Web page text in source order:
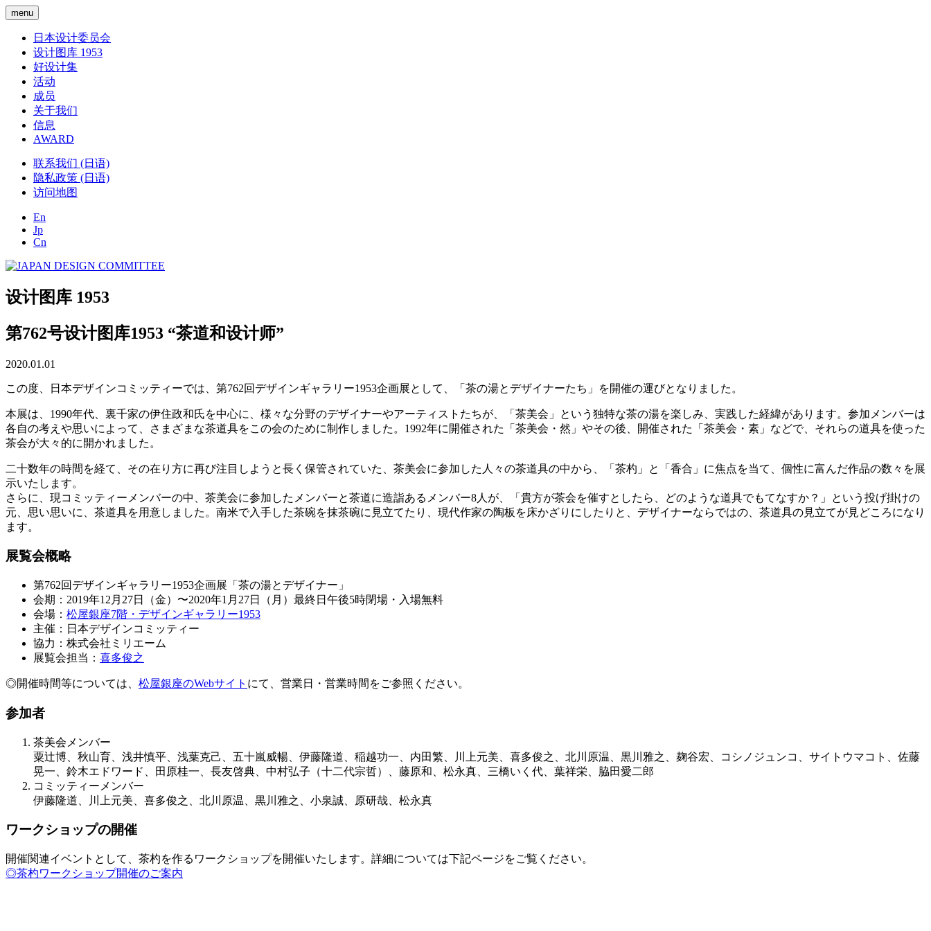
menu
日本设计委员会
设计图库 1953
好设计集
活动
成员
关于我们
信息
AWARD
联系我们 (日语)
隐私政策 (日语)
访问地图
En
Jp
Cn
设计图库 1953
第762号设计图库1953 “茶道和设计师”
2020.01.01
この度、日本デザインコミッティーでは、第762回デザインギャラリー1953企画展として、「茶の湯とデザイナーたち」を開催の運びとなりました。
本展は、1990年代、裏千家の伊住政和氏を中心に、様々な分野のデザイナーやアーティストたちが、「茶美会」という独特な茶の湯を楽しみ、実践した経緯があります。参加メンバーは
各自の考えや思いによって、さまざまな茶道具をこの会のために制作しました。1992年に開催された「茶美会・然」やその後、開催された「茶美会・素」などで、それらの道具を使った
茶会が大々的に開かれました。
二十数年の時間を経て、その在り方に再び注目しようと長く保管されていた、茶美会に参加した人々の茶道具の中から、「茶杓」と「香合」に焦点を当て、個性に富んだ作品の数々を展
示いたします。
さらに、現コミッティーメンバーの中、茶美会に参加したメンバーと茶道に造詣あるメンバー8人が、「貴方が茶会を催すとしたら、どのような道具でもてなすか？」という投げ掛けの
元、思い思いに、茶道具を用意しました。南米で入手した茶碗を抹茶碗に見立てたり、現代作家の陶板を床かざりにしたりと、デザイナーならではの、茶道具の見立てが見どころになり
ます。
展覧会概略
第762回デザインギャラリー1953企画展「茶の湯とデザイナー」
会期：2019年12月27日（金）〜2020年1月27日（月）最終日午後5時閉場・入場無料
会場： 松屋銀座7階・デザインギャラリー1953
主催：日本デザインコミッティー
協力：株式会社ミリエーム
展覧会担当： 喜多俊之
◎開催時間等については、 松屋銀座のWebサイト にて、営業日・営業時間をご参照ください。
参加者
茶美会メンバー
粟辻博、秋山育、浅井慎平、浅葉克己、五十嵐威暢、伊藤隆道、稲越功一、内田繁、川上元美、喜多俊之、北川原温、黒川雅之、麹谷宏、コシノジュンコ、サイトウマコト、佐藤
晃一、鈴木エドワード、田原桂一、長友啓典、中村弘子（十二代宗哲）、藤原和、松永真、三橋いく代、葉祥栄、脇田愛二郎
コミッティーメンバー
伊藤隆道、川上元美、喜多俊之、北川原温、黒川雅之、小泉誠、原研哉、松永真
ワークショップの開催
開催関連イベントとして、茶杓を作るワークショップを開催いたします。詳細については下記ページをご覧ください。
◎茶杓ワークショップ開催のご案内